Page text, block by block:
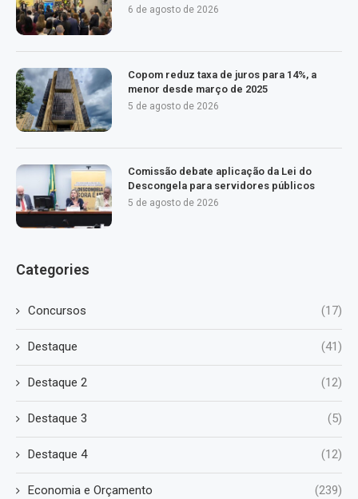
6 de agosto de 2026
Copom reduz taxa de juros para 14%, a
menor desde março de 2025
5 de agosto de 2026
Comissão debate aplicação da Lei do
Descongela para servidores públicos
5 de agosto de 2026
Categories
Concursos (17)
Destaque (41)
Destaque 2 (12)
Destaque 3 (5)
Destaque 4 (12)
Economia e Orçamento (239)